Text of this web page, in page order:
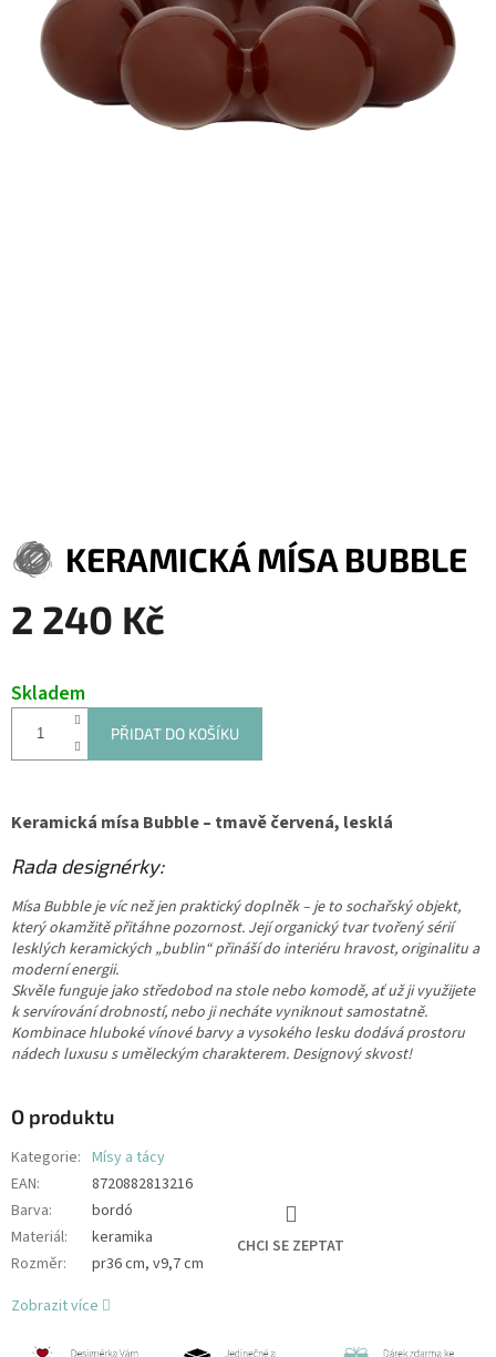
KERAMICKÁ MÍSA BUBBLE
2 240 Kč
Skladem
PŘIDAT DO KOŠÍKU
Keramická mísa Bubble – tmavě červená, lesklá
Rada designérky:
Mísa Bubble je víc než jen praktický doplněk – je to sochařský objekt,
který okamžitě přitáhne pozornost. Její organický tvar tvořený sérií
lesklých keramických „bublin“ přináší do interiéru hravost, originalitu a
moderní energii.
Skvěle funguje jako středobod na stole nebo komodě, ať už ji využijete
k servírování drobností, nebo ji necháte vyniknout samostatně.
Kombinace hluboké vínové barvy a vysokého lesku dodává prostoru
nádech luxusu s uměleckým charakterem. Designový skvost!
O produktu
Kategorie: Mísy a tácy
EAN:
8720882813216
Barva:
bordó
Materiál:
keramika
Rozměr: pr36 cm, v9,7 cm
CHCI SE ZEPTAT
Zobrazit více